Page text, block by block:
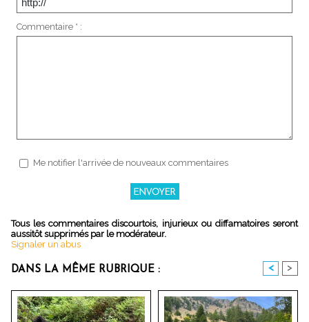
Commentaire * :
Me notifier l'arrivée de nouveaux commentaires
Tous les commentaires discourtois, injurieux ou diffamatoires seront
aussitôt supprimés par le modérateur.
Signaler un abus
DANS LA MÊME RUBRIQUE : < >